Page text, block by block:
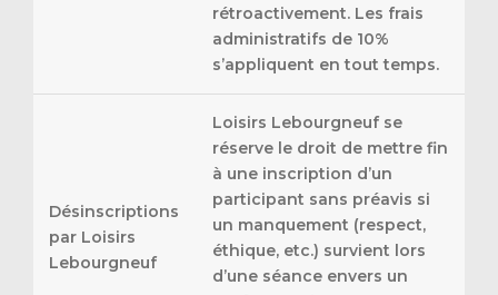
rétroactivement. Les frais
administratifs de 10%
s’appliquent en tout temps.
Désinscriptions
par Loisirs
Lebourgneuf
Loisirs Lebourgneuf se
réserve le droit de mettre fin
à une inscription d’un
participant sans préavis si
un manquement (respect,
éthique, etc.) survient lors
d’une séance envers un